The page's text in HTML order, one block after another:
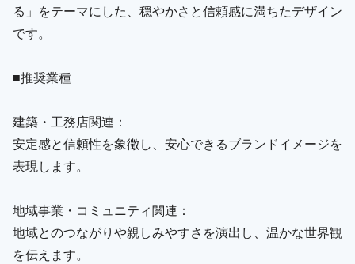
る」をテーマにした、穏やかさと信頼感に満ちたデザイン
です。
■推奨業種
建築・工務店関連：
安定感と信頼性を象徴し、安心できるブランドイメージを
表現します。
地域事業・コミュニティ関連：
地域とのつながりや親しみやすさを演出し、温かな世界観
を伝えます。